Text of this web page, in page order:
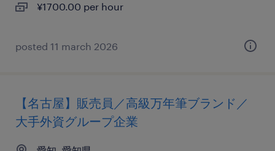
¥1700.00 per hour
posted 11 march 2026
【名古屋】販売員／高級万年筆ブランド／
大手外資グループ企業